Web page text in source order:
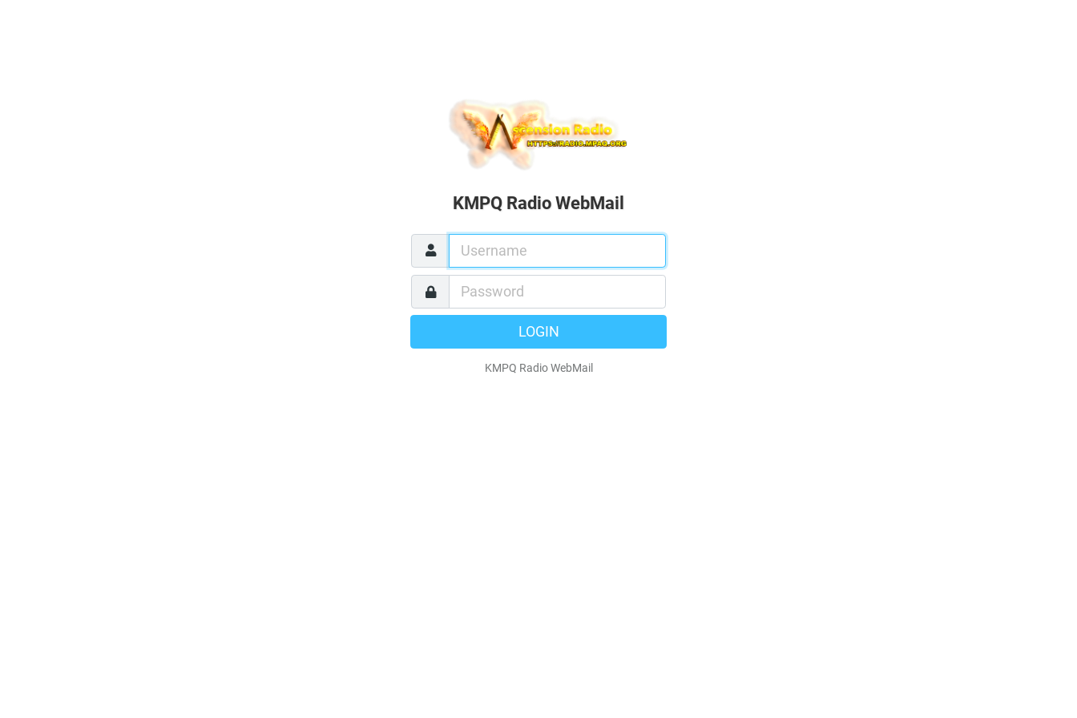
KMPQ Radio WebMail
LOGIN
KMPQ Radio WebMail